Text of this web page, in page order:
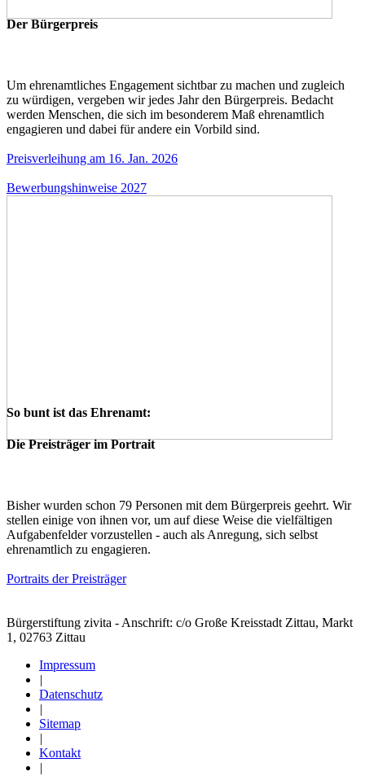
Der Bürgerpreis
Um ehrenamtliches Engagement sichtbar zu machen und zugleich
zu würdigen, vergeben wir jedes Jahr den Bürgerpreis. Bedacht
werden Menschen, die sich im besonderem Maß ehrenamtlich
engagieren und dabei für andere ein Vorbild sind.
Preisverleihung am 16. Jan. 2026
Bewerbungshinweise 2027
So bunt ist das Ehrenamt:
Die Preisträger im Portrait
Bisher wurden schon 79 Personen mit dem Bürgerpreis geehrt. Wir
stellen einige von ihnen vor, um auf diese Weise die vielfältigen
Aufgabenfelder vorzustellen - auch als Anregung, sich selbst
ehrenamtlich zu engagieren.
Portraits der Preisträger
Bürgerstiftung zivita - Anschrift: c/o Große Kreisstadt Zittau, Markt
1, 02763 Zittau
Impressum
|
Datenschutz
|
Sitemap
|
Kontakt
|